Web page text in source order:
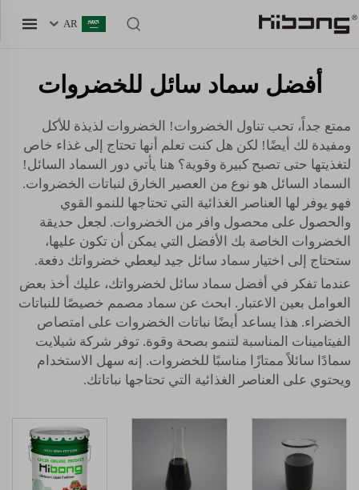
AR
أفضل سماد سائل للخضروات
ممتع جداً، تحب تناول الخضروات! الخضروات لذيذة للأكل
ومفيدة لك أيضًا! لكن هل كنت تعلم أنها تحتاج إلى غذاء خاص
لتغذيتها حتى تصبح كبيرة وقوية؟ هنا يأتي دور السماد السائل!
السماد السائل هو نوع من العصير الخارق لنباتات الخضروات.
فهو يوفر لها العناصر الغذائية التي تحتاجها للنمو القوي
والحصول على محصول وافر من الخضروات. لجعل حديقة
الخضروات الخاصة بك الأفضل التي يمكن أن تكون عليها،
ستحتاج إلى اختيار سماد سائل جيد ليعطي خضرواتك دفعة.
عندما تفكر في أفضل سماد سائل لخضرواتك، عليك أخذ بعض
العوامل بعين الاعتبار. ابحث عن سماد مصمم خصيصًا للنباتات
الخضراء. هذا يساعد أيضًا نباتات الخضروات على امتصاص
الفيتامينات المناسبة لتنمو بصحة وقوة. توفر شركة شيلايت
سمادًا سائلاً ممتازًا مناسبًا للخضروات. إنه سهل الاستخدام
ويحتوي على العناصر الغذائية التي تحتاجها نباتاتك.